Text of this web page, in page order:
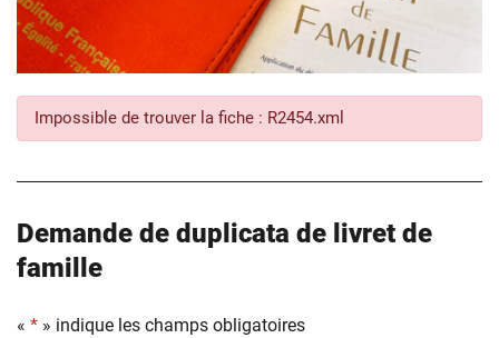
Impossible de trouver la fiche : R2454.xml
Demande de duplicata de livret de
famille
« * » indique les champs obligatoires